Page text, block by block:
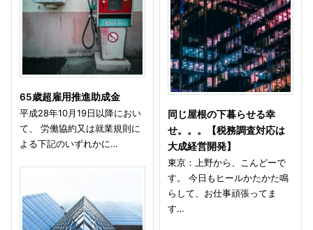
65歳超雇用推進助成金
平成28年10月19日以降におい
て、 労働協約又は就業規則に
よる下記のいずれかに…
同じ屋根の下暮らせる幸
せ。。。【税務調査対応は
大成経営開発】
東京：上野から、こんどーで
す。 今日もヒールかたかた鳴
らして、お仕事頑張ってま
す…